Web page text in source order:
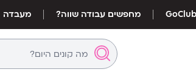
מחפשים עבודה שווה? מעבדה